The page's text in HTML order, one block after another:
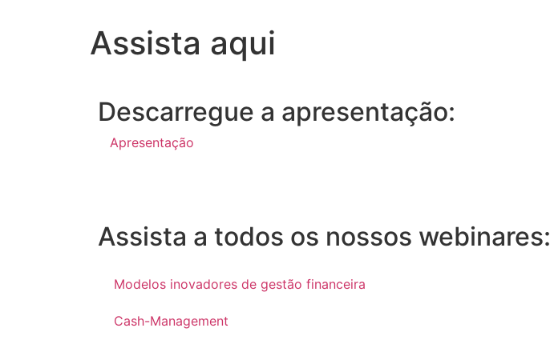
Assista aqui
Descarregue a apresentação:
Apresentação
Assista a todos os nossos webinares:
Modelos inovadores de gestão financeira
Cash-Management